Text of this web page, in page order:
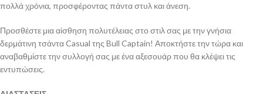
πολλά χρόνια, προσφέροντας πάντα στυλ και άνεση.
Προσθέστε μια αίσθηση πολυτέλειας στο στιλ σας με την γνήσια
δερμάτινη τσάντα Casual της Bull Captain! Αποκτήστε την τώρα και
αναβαθμίστε την συλλογή σας με ένα αξεσουάρ που θα κλέψει τις
εντυπώσεις.